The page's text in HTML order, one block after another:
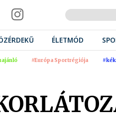
ÉLETMÓD
#Európa Sportrégiója